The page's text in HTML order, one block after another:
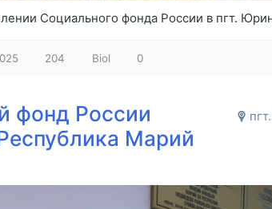
Социального фонда России в пгт.
204 Biol 0
фонд России
Марий